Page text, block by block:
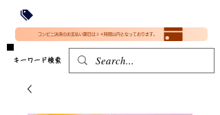
​(35000円（税込）未満のご購入は全国送料890円（沖縄・北海道除く）（梱包手数料込み）
コンビニ決済のお支払い期日は２４時間以内となっております。
​キーワード検索